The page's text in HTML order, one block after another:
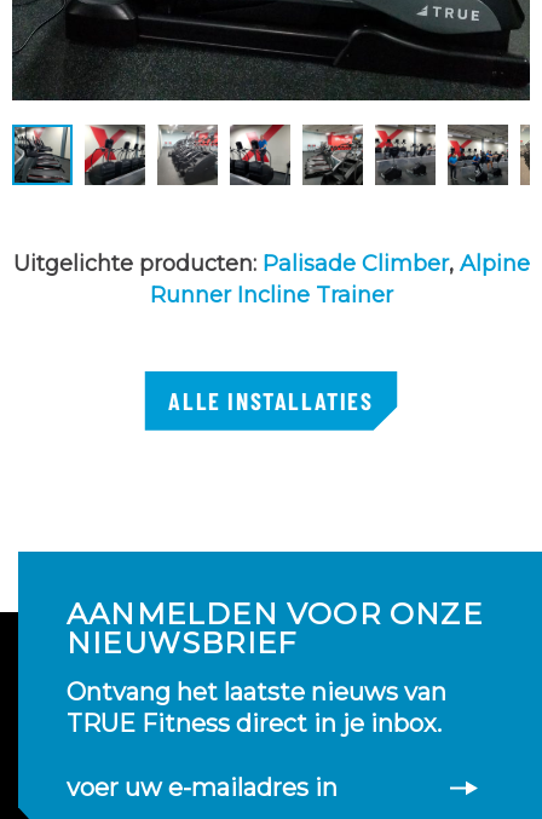
Uitgelichte producten: Palisade Climber, Alpine
Runner Incline Trainer
ALLE INSTALLATIES
AANMELDEN VOOR ONZE
NIEUWSBRIEF
Ontvang het laatste nieuws van
TRUE Fitness direct in je inbox.
voer uw e-mailadres in